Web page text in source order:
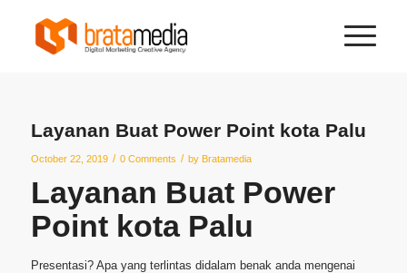
Layanan Buat Power Point kota Palu
October 22, 2019 / 0 Comments / by Bratamedia
Layanan Buat Power
Point kota Palu
Presentasi? Apa yang terlintas didalam benak anda mengenai